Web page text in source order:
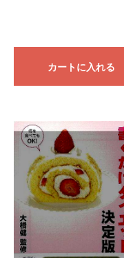
カートに入れる